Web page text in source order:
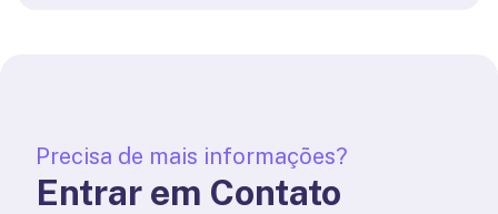
Precisa de mais informações?
Entrar em Contato